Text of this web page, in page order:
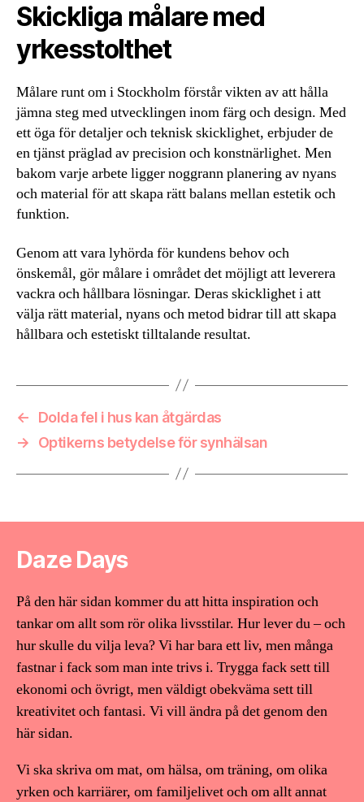
Skickliga målare med
yrkesstolthet
Målare runt om i Stockholm förstår vikten av att hålla
jämna steg med utvecklingen inom färg och design. Med
ett öga för detaljer och teknisk skicklighet, erbjuder de
en tjänst präglad av precision och konstnärlighet. Men
bakom varje arbete ligger noggrann planering av nyans
och material för att skapa rätt balans mellan estetik och
funktion.
Genom att vara lyhörda för kundens behov och
önskemål, gör målare i området det möjligt att leverera
vackra och hållbara lösningar. Deras skicklighet i att
välja rätt material, nyans och metod bidrar till att skapa
hållbara och estetiskt tilltalande resultat.
←
Dolda fel i hus kan åtgärdas
→
Optikerns betydelse för synhälsan
Daze Days
På den här sidan kommer du att hitta inspiration och
tankar om allt som rör olika livsstilar. Hur lever du – och
hur skulle du vilja leva? Vi har bara ett liv, men många
fastnar i fack som man inte trivs i. Trygga fack sett till
ekonomi och övrigt, men väldigt obekväma sett till
kreativitet och fantasi. Vi vill ändra på det genom den
här sidan.
Vi ska skriva om mat, om hälsa, om träning, om olika
yrken och karriärer, om familjelivet och om allt annat